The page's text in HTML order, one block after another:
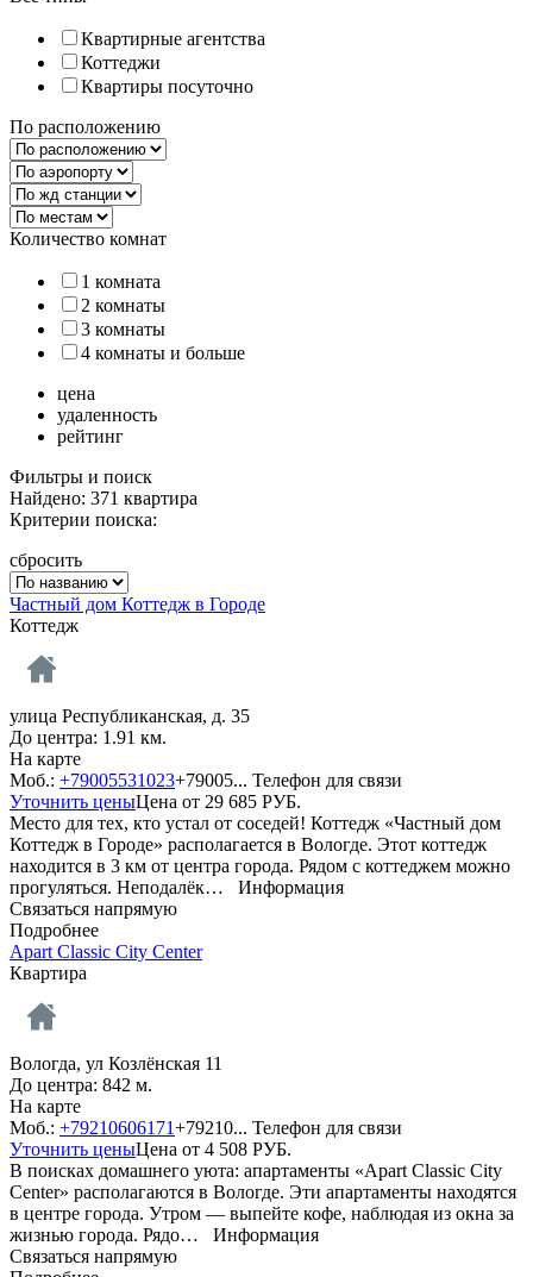
Квартирные агентства
Коттеджи
Квартиры посуточно
По расположению
Количество комнат
1 комната
2 комнаты
3 комнаты
4 комнаты и больше
цена
удаленность
рейтинг
Фильтры и поиск
Найдено: 371 квартира
Критерии поиска:
сбросить
Частный дом Коттедж в Городе
Коттедж
улица Республиканская, д. 35
До центра: 1.91 км.
На карте
Моб.: +79005531023+79005... Телефон для связи
Уточнить ценыЦена от 29 685 РУБ.
Место для тех, кто устал от соседей! Коттедж «Частный дом
Коттедж в Городе» располагается в Вологде. Этот коттедж
находится в 3 км от центра города. Рядом с коттеджем можно
прогуляться. Неподалёк… Информация
Связаться напрямую
Подробнее
Apart Classic City Center
Квартира
Вологда, ул Козлёнская 11
До центра: 842 м.
На карте
Моб.: +79210606171+79210... Телефон для связи
Уточнить ценыЦена от 4 508 РУБ.
В поисках домашнего уюта: апартаменты «Apart Classic City
Center» располагаются в Вологде. Эти апартаменты находятся
в центре города. Утром — выпейте кофе, наблюдая из окна за
жизнью города. Рядо… Информация
Связаться напрямую